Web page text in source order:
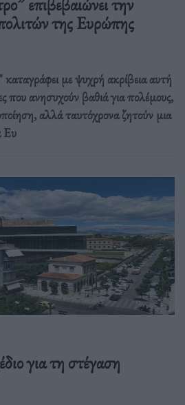
της Ευρώπης
με ψυχρή ακρίβεια αυτή
που ανησυχούν βαθιά για πολέμους,
αλλά ταυτόχρονα ζητούν μια
Ευ
για τη στέγαση